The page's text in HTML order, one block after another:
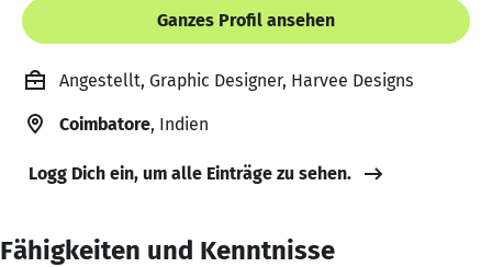
Ganzes Profil ansehen
Angestellt, Graphic Designer, Harvee Designs
Coimbatore, Indien
Logg Dich ein, um alle Einträge zu sehen.
Fähigkeiten und Kenntnisse